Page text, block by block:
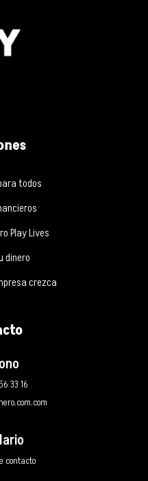
todos
Play Lives
dinero
crezca
33 16
contacto